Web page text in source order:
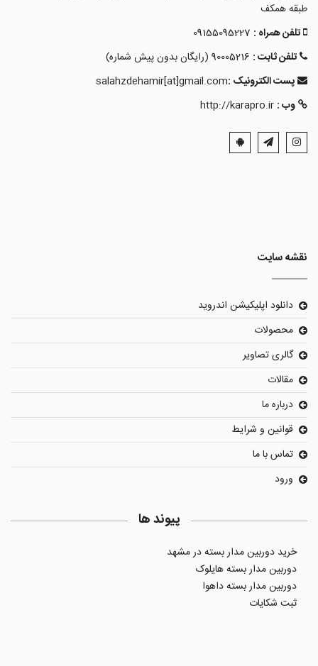
طبقه همکف
تلفن همراه : 09155095227
تلفن ثابت : 90005216 (رایگان بدون پیش شماره)
پست الکترونیک :salahzdehamir[at]gmail.com
وب : http://karapro.ir
نقشه سایت
دانلود اپلیکیشن اندروید
محصولات
گالری تصاویر
مقالات
درباره ما
قوانین و شرایط
تماس با ما
ورود
پیوند ها
خرید دوربین مدار بسته در مشهد
دوربین مدار بسته هایلوک
دوربین مدار بسته داهوا
ثبت شکایات